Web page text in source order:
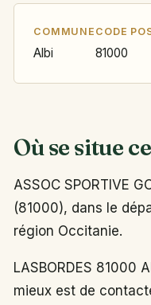
COMMUNE
Albi
CODE
81000
Où se situe
ASSOC SPORTIVE
(81000), dans le
région Occitanie.
LASBORDES 81000
mieux est de